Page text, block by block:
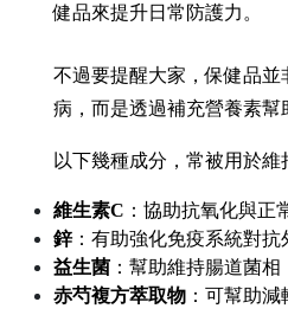
健品來提升日常防護力。
不過要提醒大家，保健品並
病，而是透過補充營養素幫
以下幾種成分，常被用於維
維生素C ：協助抗氧化與正
鋅：有助強化免疫系統對抗
益生菌 ：幫助維持腸道菌相
赤芍複方萃取物 ：可幫助